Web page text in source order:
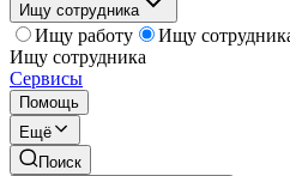
Ищу сотрудника
Ищу работу
Ищу
Ищу сотрудника
Сервисы
Помощь
Ещё
Поиск